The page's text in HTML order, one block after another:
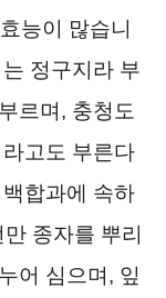
능이 많습니
정구지라 부
르며, 충청도
고도 부른다
합과에 속하
종자를 뿌리
어 심으며, 잎